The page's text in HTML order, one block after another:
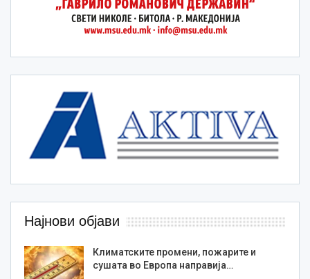
Најнови објави
Климатските промени, пожарите и
сушата во Европа направија…